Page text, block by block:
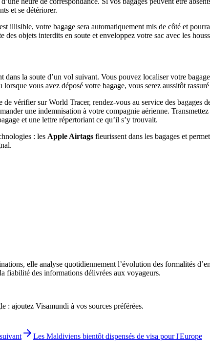
et se détériorer.
illisible, votre bagage sera automatiquement mis de côté et
objets interdits en soute et enveloppez votre sac avec les
la soute d’un vol suivant. Vous pouvez localiser votre
vous avez déposé votre bagage, vous serez aussitôt
vérifier sur World Tracer, rendez-vous au service des bagages
une indemnisation à votre compagnie aérienne.
et une lettre répertoriant ce qu’il s’y trouvait.
: les Apple Airtags fleurissent dans les bagages et
elle analyse quotidiennement l’évolution des formalités
fiabilité des informations délivrées aux voyageurs.
: ajoutez Visamundi à vos sources préférées.
Les Maldiviens bientôt dispensés de visa pour l'Europe